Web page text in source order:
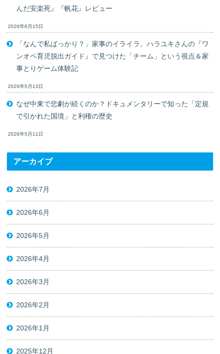
んだ安楽死』『帆花』レビュー
2026年6月15日
「なんで私ばっかり？」家事のイライラ。ハラユキさんの『ワ
ンオペ育児脱出ガイド』で見つけた「チーム」という視点＆家
事とりゲーム体験記
2026年5月13日
なぜ中東で悲劇が続くのか？ドキュメンタリーで知った「定規
で引かれた国境」と利権の歴史
2026年5月11日
アーカイブ
2026年7月
2026年6月
2026年5月
2026年4月
2026年3月
2026年2月
2026年1月
2025年12月